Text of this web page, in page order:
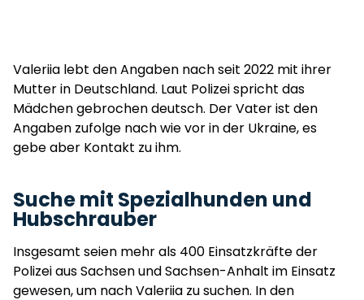
Valeriia lebt den Angaben nach seit 2022 mit ihrer
Mutter in Deutschland. Laut Polizei spricht das
Mädchen gebrochen deutsch. Der Vater ist den
Angaben zufolge nach wie vor in der Ukraine, es
gebe aber Kontakt zu ihm.
Suche mit Spezialhunden und
Hubschrauber
Insgesamt seien mehr als 400 Einsatzkräfte der
Polizei aus Sachsen und Sachsen-Anhalt im Einsatz
gewesen, um nach Valeriia zu suchen. In den